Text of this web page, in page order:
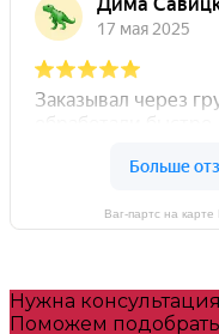
Ваг-партс на
Нужна
Поможем